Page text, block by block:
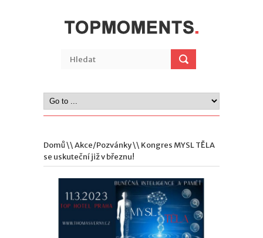
Domů\\Akce/Pozvánky\\ Kongres MYSL TĚLA
se uskuteční již v březnu!